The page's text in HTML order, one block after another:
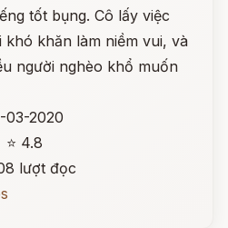
tốt bụng. Cô lấy việc
khăn làm niềm vui, và
người nghèo khổ muốn
03-2020
⭐ 4.8
lượt đọc